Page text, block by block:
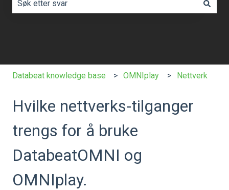
Databeat knowledge base OMNIplay Nettverk
Hvilke nettverks-tilganger
trengs for å bruke
DatabeatOMNI og
OMNIplay.